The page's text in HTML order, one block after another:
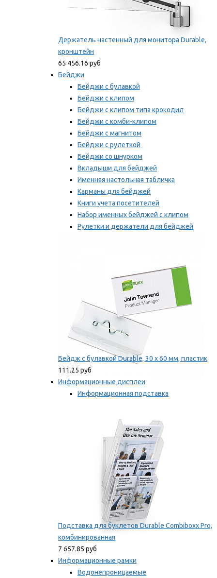
Держатель настенный для монитора Durable,
кронштейн
65 456.16 руб
Бейджи
Бейджи с булавкой
Бейджи с клипом
Бейджи с клипом типа крокодил
Бейджи с комби-клипом
Бейджи с магнитом
Бейджи с рулеткой
Бейджи со шнурком
Вкладыши для бейджей
Именная настольная табличка
Карманы для бейджей
Книги учета посетителей
Набор именных бейджей с клипом
Рулетки и держатели для бейджей
Бейдж с булавкой Durable, 30 х 60 мм, пластик
111.25 руб
Информационные дисплеи
Информационная подставка
Подставка для буклетов Durable Combiboxx Pro,
комбинированная
7 657.85 руб
Информационные рамки
Водонепроницаемые